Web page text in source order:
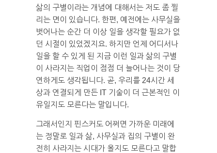
삶의 구별이라는 개념에 대해서는 저도 좀 찔
리는 면이 있습니다. 한편, 예전에는 사무실을
벗어나는 순간 더 이상 일을 생각할 필요가 없
던 시절이 있었겠지요. 하지만 언제 어디서나
일을 할 수 있게 된 지금 이런 일과 삶의 구별
이 사라지는 직업이 점점 더 늘어나는 것이 당
연하게도 생각됩니다. 곧, 우리를 24시간 세
상과 연결되게 만든 IT 기술이 더 근본적인 이
유일지도 모른다는 말입니다.
그래서인지 핀스커도 어쩌면 가까운 미래에
는 정말로 일과 삶, 사무실과 집의 구별이 완
전히 사라지는 시대가 올지도 모른다고 말합